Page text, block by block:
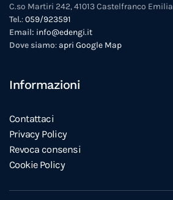
C.so Martiri 242, 41013 Castelfranco Emilia
Tel.:059/923591
Email: info@edengi.it
Dove siamo: apri Google Map
Informazioni
Contattaci
Privacy Policy
Revoca consensi
Cookie Policy